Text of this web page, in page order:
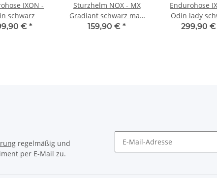
IXON -
schwarz
€ *
Sturzhelm NOX - MX
Gradiant schwarz matt
gelb
159,90 € *
Endurohose
Odin lady
299,90 €
regelmäßig und
per E-Mail zu.